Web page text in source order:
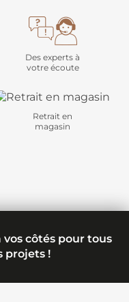
Des experts à
votre écoute
Retrait en
magasin
vos côtés pour tous
projets !